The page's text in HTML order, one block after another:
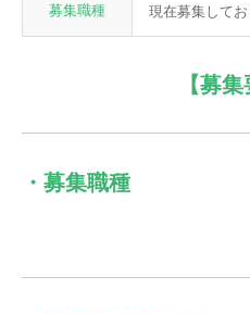
募集職種 現在募集して
【募集
・募集職種